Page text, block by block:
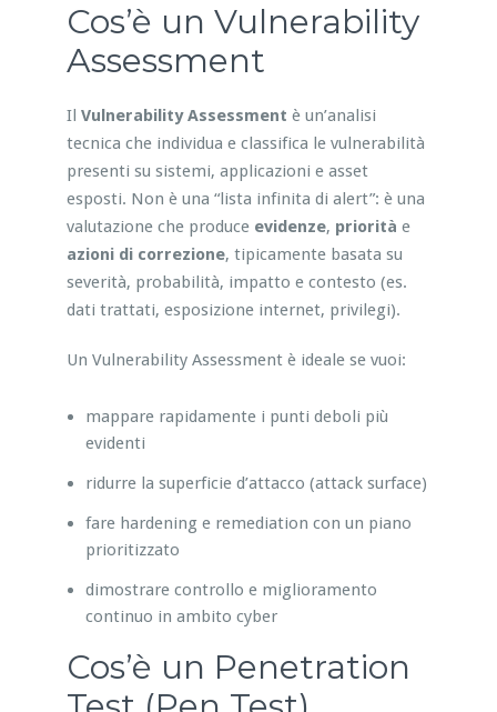
Cos’è un Vulnerability
Assessment
Il Vulnerability Assessment è un’analisi
tecnica che individua e classifica le vulnerabilità
presenti su sistemi, applicazioni e asset
esposti. Non è una “lista infinita di alert”: è una
valutazione che produce evidenze, priorità e
azioni di correzione, tipicamente basata su
severità, probabilità, impatto e contesto (es.
dati trattati, esposizione internet, privilegi).
Un Vulnerability Assessment è ideale se vuoi:
mappare rapidamente i punti deboli più
evidenti
ridurre la superficie d’attacco (attack surface)
fare hardening e remediation con un piano
prioritizzato
dimostrare controllo e miglioramento
continuo in ambito cyber
Cos’è un Penetration